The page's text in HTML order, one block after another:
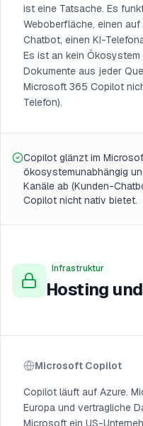
ist eine Tatsache. Es
Weboberfläche, einen
Chatbot, einen KI-
Es ist an kein
Dokumente aus jeder
Microsoft 365 Copilot
Telefon).
Copilot glänzt im
ökosystemunabhängig
Kanäle ab (Kunden-
Copilot nicht nativ bietet.
Infrastruktur
Hosting
Microsoft Copilot
Copilot läuft auf Azure.
Europa und vertragliche
Microsoft ein US-